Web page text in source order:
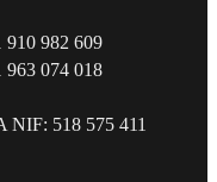
910 982 609
963 074 018
NIF: 518 575 411